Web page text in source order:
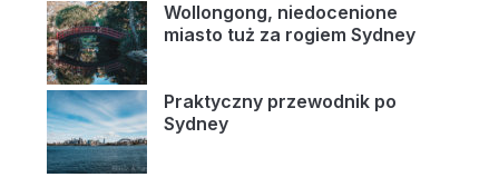
Wollongong, niedocenione
miasto tuż za rogiem Sydney
Praktyczny przewodnik po
Sydney